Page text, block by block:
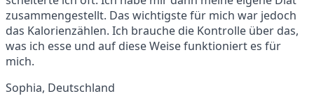
zusammengestellt. Das wichtigste für mich war jedoch
das Kalorienzählen. Ich brauche die Kontrolle über das,
was ich esse und auf diese Weise funktioniert es für
mich.
Sophia, Deutschland